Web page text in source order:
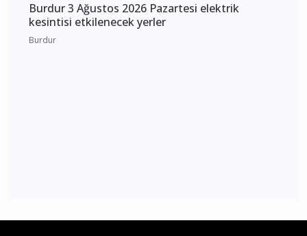
Burdur 3 Ağustos 2026 Pazartesi elektrik
kesintisi etkilenecek yerler
Burdur